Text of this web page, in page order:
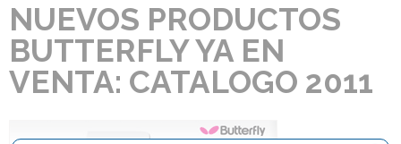
NUEVOS PRODUCTOS
BUTTERFLY YA EN
VENTA: CATALOGO 2011